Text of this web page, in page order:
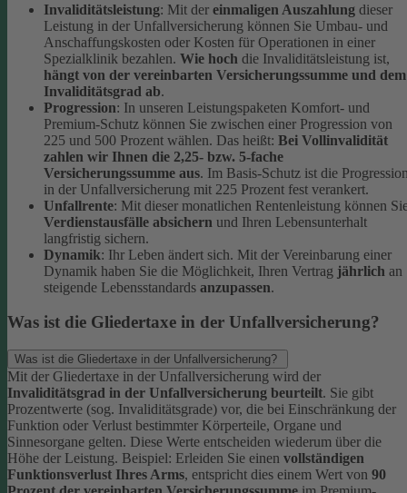
Invaliditätsleistung: Mit der einmaligen Auszahlung dieser
Leistung in der Unfallversicherung können Sie Umbau- und
Anschaffungskosten oder Kosten für Operationen in einer
Spezialklinik bezahlen. Wie hoch die Invaliditätsleistung ist,
hängt von der vereinbarten Versicherungssumme und dem
Invaliditätsgrad ab.
Progression: In unseren Leistungspaketen Komfort- und
Premium-Schutz können Sie zwischen einer Progression von
225 und 500 Prozent wählen. Das heißt: Bei Vollinvalidität
zahlen wir Ihnen die 2,25- bzw. 5-fache
Versicherungssumme aus. Im Basis-Schutz ist die
in der Unfallversicherung mit 225 Prozent fest verankert.
Unfallrente: Mit dieser monatlichen Rentenleistung können
Verdienstausfälle absichern und Ihren Lebensunterhalt
langfristig sichern.
Dynamik: Ihr Leben ändert sich. Mit der Vereinbarung einer
Dynamik haben Sie die Möglichkeit, Ihren Vertrag jährlich an
steigende Lebensstandards anzupassen.
Was ist die Gliedertaxe in der Unfallversicherung?
Was ist die Gliedertaxe in der Unfallversicherung?
Mit der Gliedertaxe in der Unfallversicherung wird der
Invaliditätsgrad in der Unfallversicherung beurteilt. Sie gibt
Prozentwerte (sog. Invaliditätsgrade) vor, die bei Einschränkung der
Funktion oder Verlust bestimmter Körperteile, Organe und
Sinnesorgane gelten. Diese Werte entscheiden wiederum über die
Höhe der Leistung. Beispiel: Erleiden Sie einen vollständigen
Funktionsverlust Ihres Arms, entspricht dies einem Wert von 90